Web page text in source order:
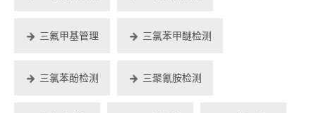
三氟甲基管理 三氯苯甲醚检测
三氯苯酚检测 三聚氰胺检测